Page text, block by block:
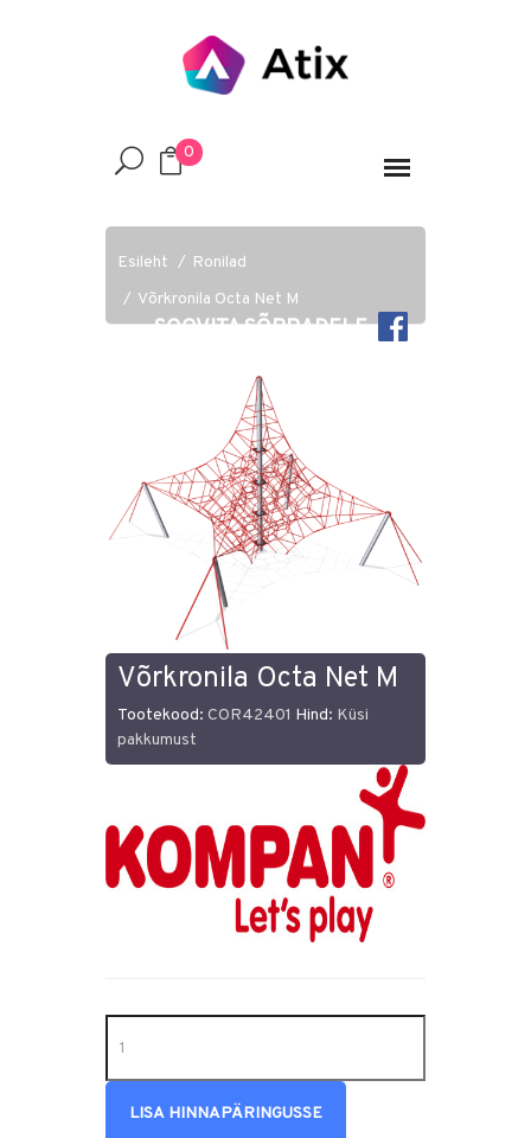
0
Esileht
Ronilad
Võrkronila Octa Net M
SOOVITA SÕPRADELE
Võrkronila Octa Net M
Tootekood: COR42401 Hind: Küsi
pakkumust
LISA HINNAPÄRINGUSSE